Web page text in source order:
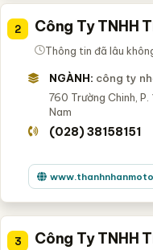
2 Công Ty TNHH
Thông tin đã lâu
NGÀNH: công ty
760 Trường Chinh, P.
Nam
(028) 38158151
3 Công Ty TNHH